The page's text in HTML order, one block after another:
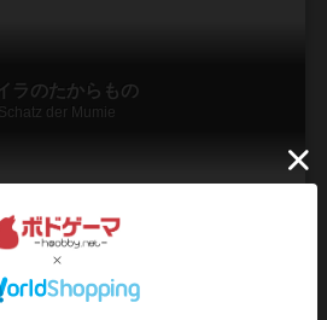
ラのたからもの
Schatz der Mumie
5歳～
イルを獲得し配置していく、タイル配置